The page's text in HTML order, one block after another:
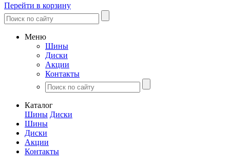
Перейти в корзину
Меню
Шины
Диски
Акции
Контакты
Каталог
Шины Диски
Шины
Диски
Акции
Контакты